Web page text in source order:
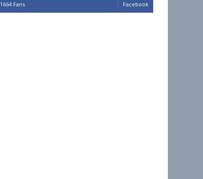
1664 Fans Facebook